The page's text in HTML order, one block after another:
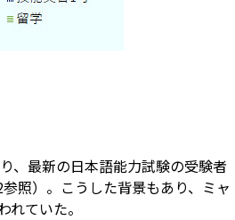
、最新の日本語能力試験の受験者
照）。こうした背景もあり、ミャ
ていた。